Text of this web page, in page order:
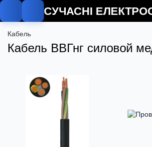
Кабель
Кабель ВВГнг силовой